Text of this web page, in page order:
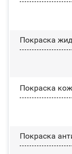
Покраска
Покраска
Покраска